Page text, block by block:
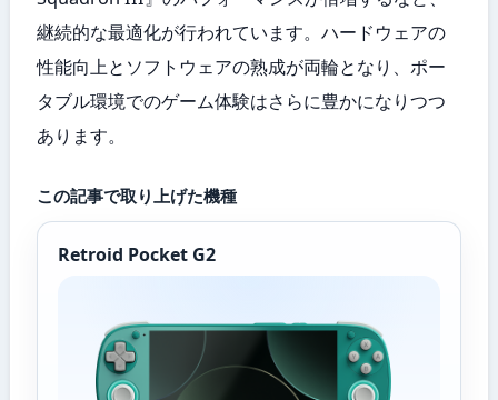
継続的な最適化が行われています。ハードウェアの
性能向上とソフトウェアの熟成が両輪となり、ポー
タブル環境でのゲーム体験はさらに豊かになりつつ
あります。
この記事で取り上げた機種
Retroid Pocket G2